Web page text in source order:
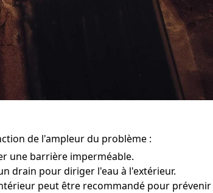
de l'ampleur du problème :
une barrière imperméable.
drain pour diriger l'eau à l'extérieur.
peut être recommandé pour prévenir